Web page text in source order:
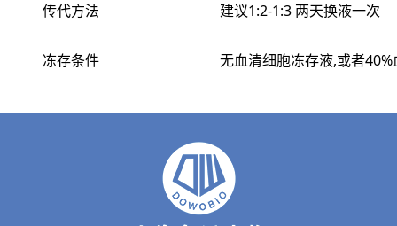
传代方法 建议1:2-1:3 两天换液一次
冻存条件 无血清细胞冻存液,或者